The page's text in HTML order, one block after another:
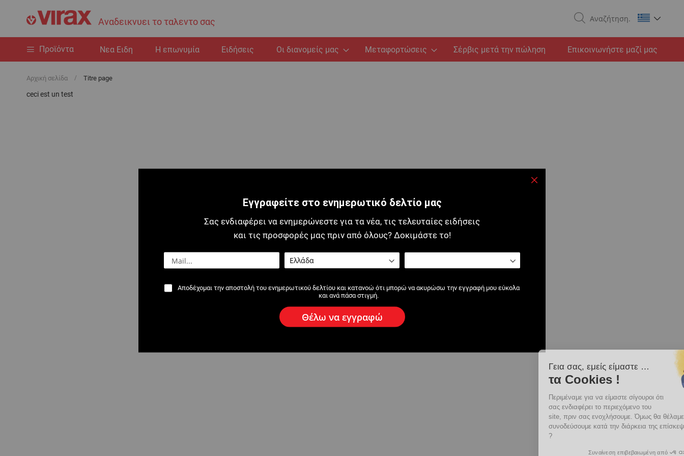
Αναδεικνυει το ταλεντο σας
Προϊόντα Nεα Ειδη Η επωνυμία Ειδήσεις Οι διανομείς μας Μεταφορτώσεις Σέρβις μετά την πώληση Επικοινωνήστε μαζί μας
Αρχική σελίδα Titre page
ceci est un test
Εγγραφείτε στο ενημερωτικό δελτίο μας
Σας ενδιαφέρει να ενημερώνεστε για τα νέα, τις τελευταίες ειδήσεις
και τις προσφορές μας πριν από όλους? Δοκιμάστε το!
Αποδέχομαι την αποστολή του ενημερωτικού δελτίου και κατανοώ ότι μπορώ να ακυρώσω την εγγραφή μου εύκολα
και ανά πάσα στιγμή.
Θέλω να εγγραφώ
Γεια σας, εμείς είμαστε …
Περιμέναμε για να είμαστε σίγουροι ότι
σας ενδιαφέρει το περιεχόμενο του
site, πριν σας ενοχλήσουμε. Όμως θα θέλαμε να σας
συνοδεύσουμε κατά την διάρκεια της επίσκεψής σας. Συμφωνείτε
Συναίνεση επιβεβαιωμένη από